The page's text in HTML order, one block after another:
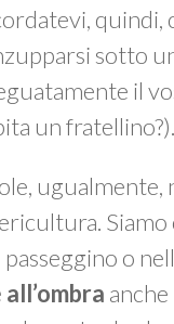
quindi,
sotto
il
un fratellino?).
ugualmente,
passeggino o